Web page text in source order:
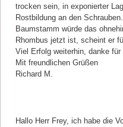
trocken sein, in exponierter
Rostbildung an den
Baumstamm würde das
Rhombus jetzt ist, scheint er
Viel Erfolg weiterhin, danke für
Mit freundlichen Grüßen
Richard M.
Hallo Herr Frey, ich habe die